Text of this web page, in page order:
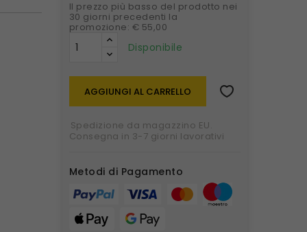
Il prezzo più basso del prodotto nei
30 giorni precedenti la
promozione: € 55,00
Disponibile
AGGIUNGI AL CARRELLO
Spedizione da magazzino EU.
Consegna in 3-7 giorni lavorativi
Metodi di Pagamento